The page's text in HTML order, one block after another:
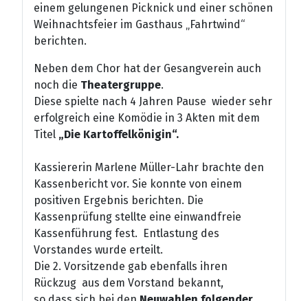
einem gelungenen Picknick und einer schönen
Weihnachtsfeier im Gasthaus „Fahrtwind“
berichten.
Neben dem Chor hat der Gesangverein auch
noch die Theatergruppe.
Diese spielte nach 4 Jahren Pause wieder sehr
erfolgreich eine Komödie in 3 Akten mit dem
Titel „Die Kartoffelkönigin“.
Kassiererin Marlene Müller-Lahr brachte den
Kassenbericht vor. Sie konnte von einem
positiven Ergebnis berichten. Die
Kassenprüfung stellte eine einwandfreie
Kassenführung fest. Entlastung des
Vorstandes wurde erteilt.
Die 2. Vorsitzende gab ebenfalls ihren
Rückzug aus dem Vorstand bekannt,